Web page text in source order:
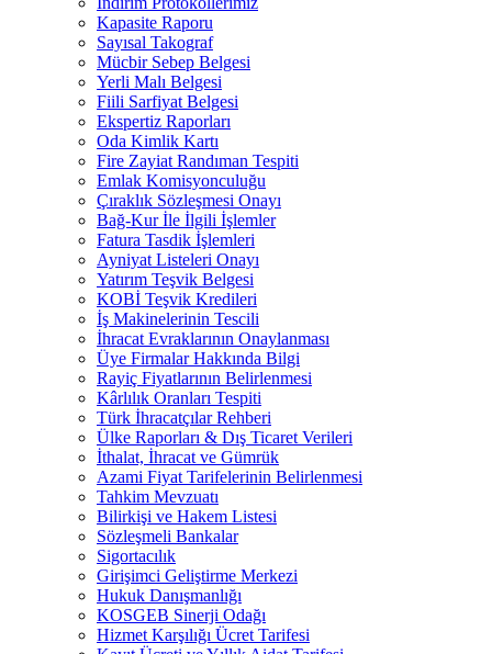
Kapasite Raporu
Sayısal Takograf
Mücbir Sebep Belgesi
Yerli Malı Belgesi
Fiili Sarfiyat Belgesi
Ekspertiz Raporları
Oda Kimlik Kartı
Fire Zayiat Randıman Tespiti
Emlak Komisyonculuğu
Çıraklık Sözleşmesi Onayı
Bağ-Kur İle İlgili İşlemler
Fatura Tasdik İşlemleri
Ayniyat Listeleri Onayı
Yatırım Teşvik Belgesi
KOBİ Teşvik Kredileri
İş Makinelerinin Tescili
İhracat Evraklarının Onaylanması
Üye Firmalar Hakkında Bilgi
Rayiç Fiyatlarının Belirlenmesi
Kârlılık Oranları Tespiti
Türk İhracatçılar Rehberi
Ülke Raporları & Dış Ticaret Verileri
İthalat, İhracat ve Gümrük
Azami Fiyat Tarifelerinin Belirlenmesi
Tahkim Mevzuatı
Bilirkişi ve Hakem Listesi
Sözleşmeli Bankalar
Sigortacılık
Girişimci Geliştirme Merkezi
Hukuk Danışmanlığı
KOSGEB Sinerji Odağı
Hizmet Karşılığı Ücret Tarifesi